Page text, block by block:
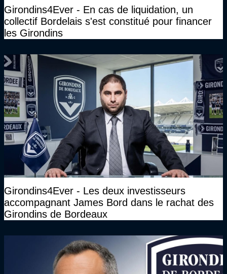
Girondins4Ever - En cas de liquidation, un
collectif Bordelais s'est constitué pour financer
les Girondins
Girondins4Ever - Les deux investisseurs
accompagnant James Bord dans le rachat des
Girondins de Bordeaux